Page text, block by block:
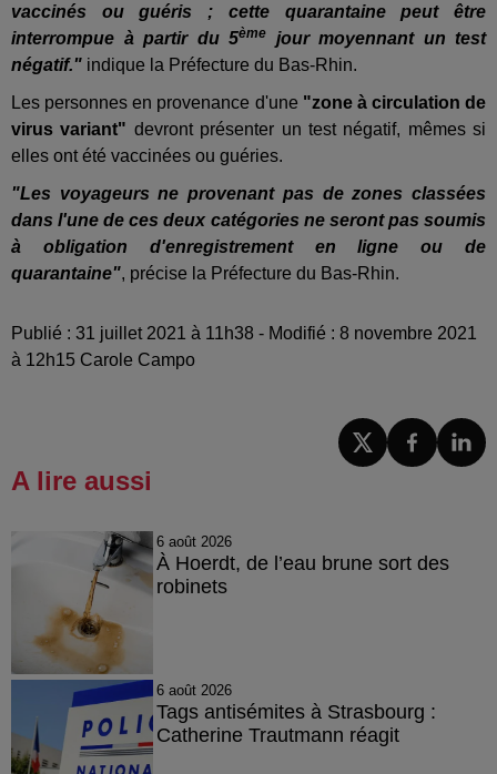
vaccinés ou guéris ; cette quarantaine peut être
interrompue à partir du 5ème
jour moyennant un test
négatif." indique la Préfecture du Bas-Rhin.
Les personnes en provenance d'une "zone à circulation de
virus variant" devront présenter un test négatif, mêmes si
elles ont été vaccinées ou guéries.
"Les voyageurs ne provenant pas de zones classées
dans l'une de ces deux catégories ne seront pas soumis
à obligation d'enregistrement en ligne ou de
quarantaine", précise la Préfecture du Bas-Rhin.
Publié : 31 juillet 2021 à 11h38 - Modifié : 8 novembre 2021
à 12h15 Carole Campo
A lire aussi
6 août 2026
À Hoerdt, de l’eau brune sort des
robinets
6 août 2026
Tags antisémites à Strasbourg :
Catherine Trautmann réagit